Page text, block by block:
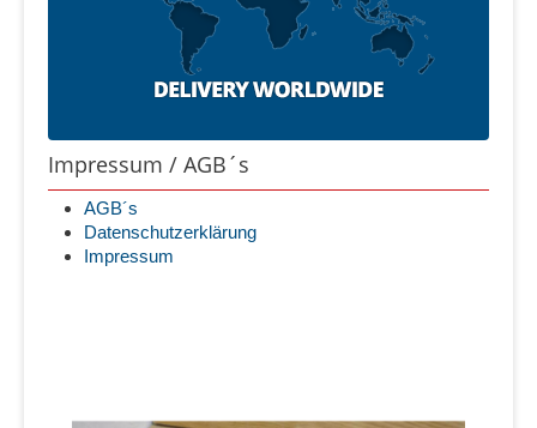
Impressum / AGB´s
AGB´s
Datenschutzerklärung
Impressum